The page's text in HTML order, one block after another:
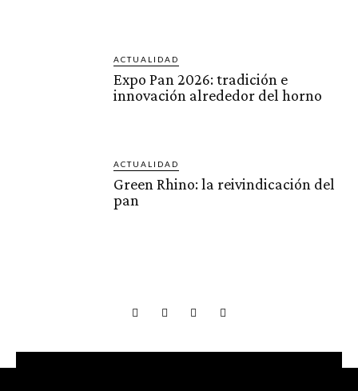
ACTUALIDAD
Expo Pan 2026: tradición e
innovación alrededor del horno
ACTUALIDAD
Green Rhino: la reivindicación del
pan